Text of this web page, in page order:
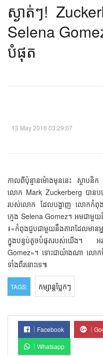
ស្ងាត់ៗ!
Selena
បំផុត​​
13 May 2016 03:29:07
កាលពីប៉ុន្មានម៉ោងមុននេះ ស្ថាប
លោក Mark Zuckerberg បានប
របស់លោក ដែលបង្ហាញ លោកកំពុង
ក្មេង Selena Gomez។ អមជាមួ
៖«កំពុងជួបជាមួយនឹងតារាដែលមា
ក្នុងបន្ទប់តូចបំផុតរបស់យើង។
Gomez»។ ទោះជាយ៉ាងណា លោកមិ
ទាំងពីរនោះទេ៕
TAGS: កម្សាន្តប្លែកៗ
Facebook
Whatsapp